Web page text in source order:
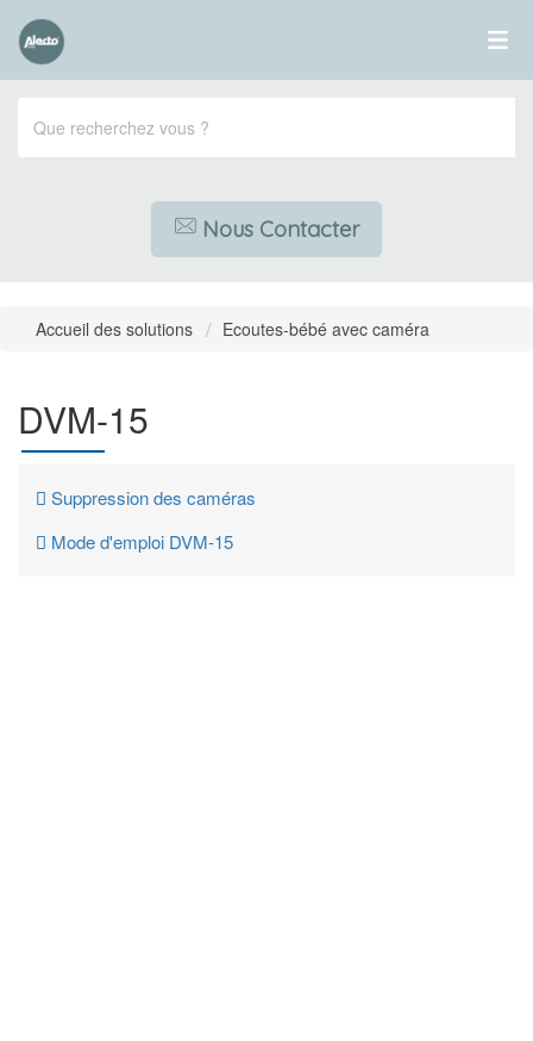
Nous Contacter
Accueil des solutions Ecoutes-bébé avec caméra
DVM-15
Suppression des caméras
Mode d'emploi DVM-15